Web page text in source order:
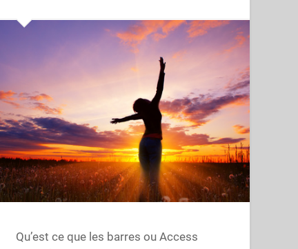
Qu’est ce que les barres ou Access